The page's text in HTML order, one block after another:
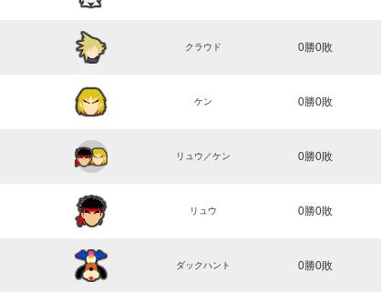
クラウド 0勝0敗
ケン 0勝0敗
リュウ／ケン 0勝0敗
リュウ 0勝0敗
ダックハント 0勝0敗